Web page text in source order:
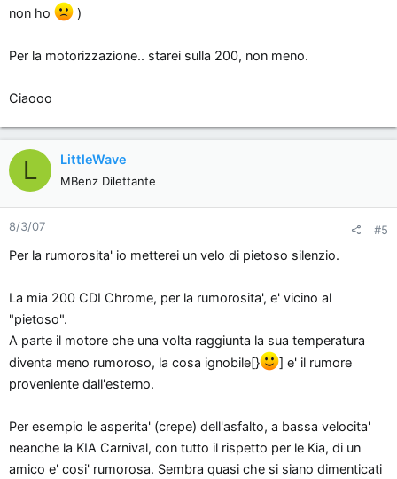
non ho
)
Per la motorizzazione.. starei sulla 200, non meno.
Ciaooo
L LittleWave
MBenz Dilettante
8/3/07 #5
Per la rumorosita' io metterei un velo di pietoso silenzio.
La mia 200 CDI Chrome, per la rumorosita', e' vicino al
"pietoso".
A parte il motore che una volta raggiunta la sua temperatura
diventa meno rumoroso, la cosa ignobile[}
] e' il rumore
proveniente dall'esterno.
Per esempio le asperita' (crepe) dell'asfalto, a bassa velocita'
neanche la KIA Carnival, con tutto il rispetto per le Kia, di un
amico e' cosi' rumorosa. Sembra quasi che si siano dimenticati